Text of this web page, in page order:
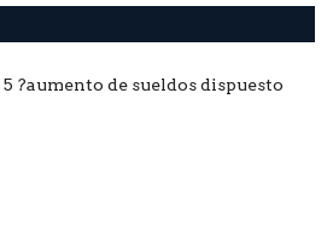
?aumento de sueldos dispuesto